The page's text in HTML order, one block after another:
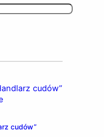
cudów”